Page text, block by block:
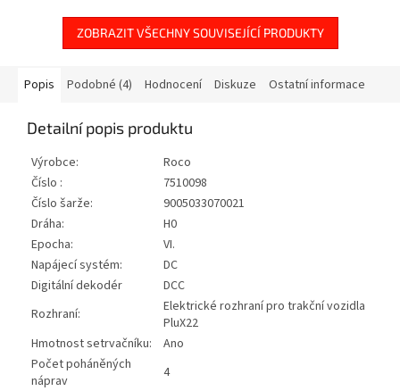
ZOBRAZIT VŠECHNY SOUVISEJÍCÍ PRODUKTY
Popis Podobné (4) Hodnocení Diskuze Ostatní informace
Detailní popis produktu
Výrobce:
Roco
Číslo :
7510098
Číslo šarže:
9005033070021
Dráha:
H0
Epocha:
VI.
Napájecí systém:
DC
Digitální dekodér
DCC
Rozhraní:
Elektrické rozhraní pro trakční vozidla
PluX22
Hmotnost setrvačníku:
Ano
Počet poháněných
náprav
4